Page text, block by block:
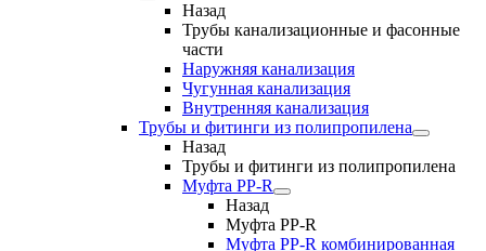
Назад
Трубы канализационные и фасонные
части
Наружняя канализация
Чугунная канализация
Внутренняя канализация
Трубы и фитинги из полипропилена
Назад
Трубы и фитинги из полипропилена
Муфта PP-R
Назад
Муфта PP-R
Муфта РР-R комбинированная